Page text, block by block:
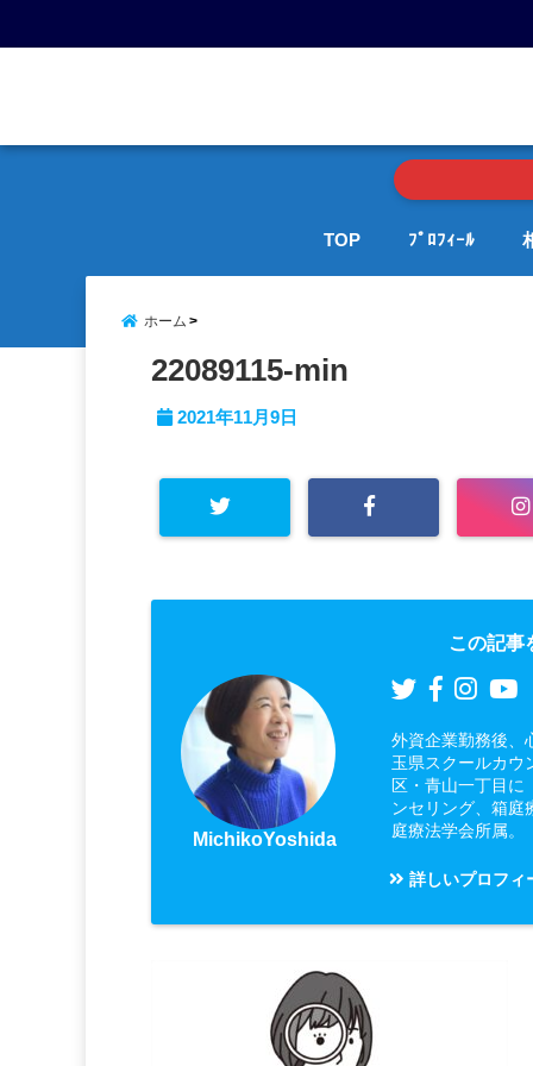
TOP ﾌﾟﾛﾌｨｰﾙ
ホーム
22089115-min
2021年11月9日
この記事
MichikoYoshida
外資企業勤務後、
玉県スクールカウ
区・青山一丁目に
ンセリング、箱庭
庭療法学会所属。
詳しいプロフィ